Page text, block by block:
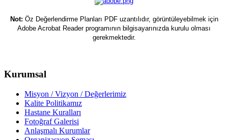
Not: Öz Değerlendirme Planları PDF uzantılıdır, görüntüleyebilmek için
Adobe Acrobat Reader programının bilgisayarınızda kurulu olması
gerekmektedir.
Kurumsal
Misyon / Vizyon / Değerlerimiz
Kalite Politikamız
Hastane Kuralları
Fotoğraf Galerisi
Anlaşmalı Kurumlar